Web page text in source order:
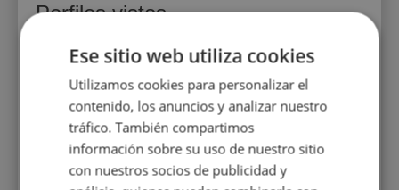
Perfiles vistos
Ese sitio web utiliza cookies
Utilizamos cookies para personalizar el
contenido, los anuncios y analizar nuestro
tráfico. También compartimos
información sobre su uso de nuestro sitio
con nuestros socios de publicidad y